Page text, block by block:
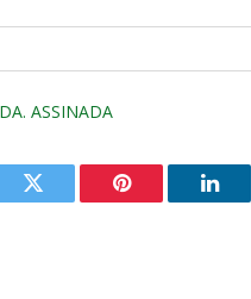
ASSINADA
Twitter Pinterest
O